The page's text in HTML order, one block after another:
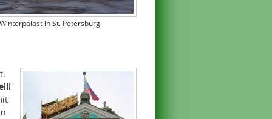
in St. Petersburg